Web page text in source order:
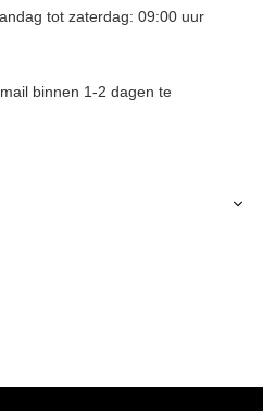
tot zaterdag: 09:00 uur
binnen 1-2 dagen te